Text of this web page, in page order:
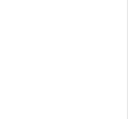
Rund groß